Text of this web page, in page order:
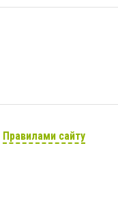
Правилами сайту